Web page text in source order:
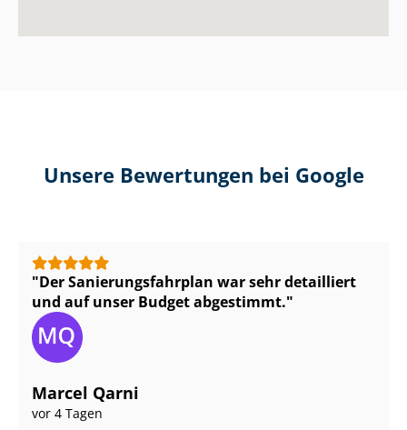
Unsere Bewertungen bei Google
Der Sa­nie­rungs­fahr­plan war sehr detailliert
und auf unser Budget abgestimmt.
Marcel Qarni
vor 4 Tagen